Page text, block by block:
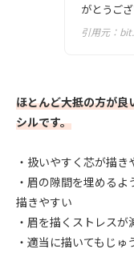
がとうござ
引用元：
ほとんど大抵の方が良
シルです。
・扱いやすく芯が描き
・眉の隙間を埋める
描きやすい
・眉を描くストレスが
・適当に描いてもじ